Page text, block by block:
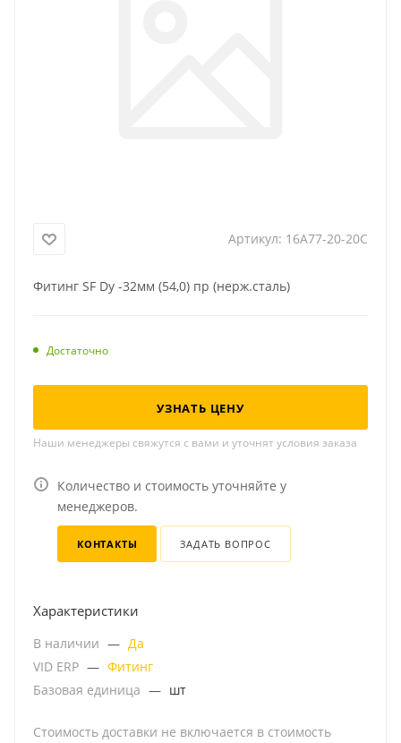
Артикул: 16A77-20-20C
Фитинг SF Dу -32мм (54,0) пр (нерж.сталь)
Достаточно
УЗНАТЬ ЦЕНУ
Наши менеджеры свяжутся с вами и уточнят условия заказа
Количество и стоимость уточняйте у
менеджеров.
КОНТАКТЫ ЗАДАТЬ ВОПРОС
Характеристики
В наличии — Да
VID ERP — Фитинг
Базовая единица — шт
Стоимость доставки не включается в стоимость